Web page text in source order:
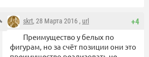
+4
skrt, 28 Марта 2016 , url
Преимущество у белых по
фигурам, но за счёт позиции они это